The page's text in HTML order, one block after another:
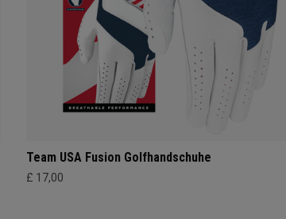
Team USA Fusion Golfhandschuhe
£ 17,00